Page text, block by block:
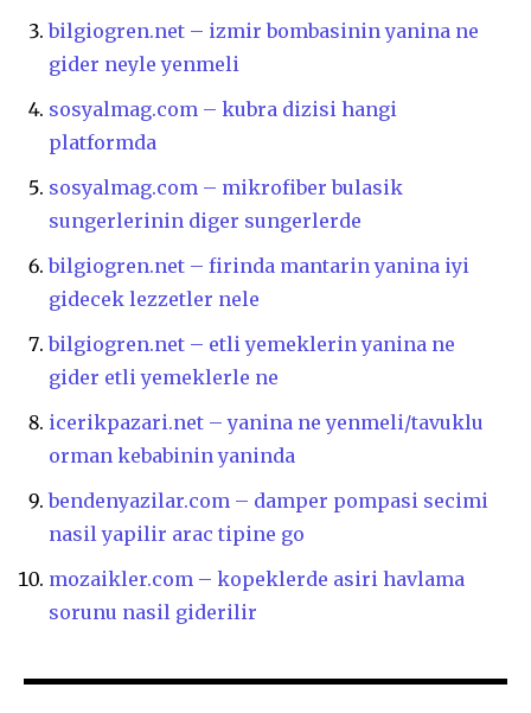
bilgiogren.net – izmir bombasinin yanina ne
gider neyle yenmeli
sosyalmag.com – kubra dizisi hangi
platformda
sosyalmag.com – mikrofiber bulasik
sungerlerinin diger sungerlerde
bilgiogren.net – firinda mantarin yanina iyi
gidecek lezzetler nele
bilgiogren.net – etli yemeklerin yanina ne
gider etli yemeklerle ne
icerikpazari.net – yanina ne yenmeli/tavuklu
orman kebabinin yaninda
bendenyazilar.com – damper pompasi secimi
nasil yapilir arac tipine go
mozaikler.com – kopeklerde asiri havlama
sorunu nasil giderilir